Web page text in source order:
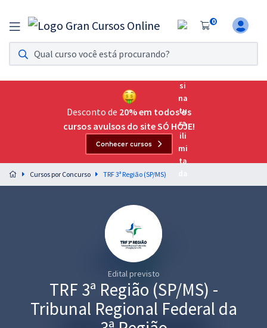
0
Assinatura Ilimitada 11
Acesso a todos os cursos. Teste grátis por 7 dias!
Assinatura OAB Até Passar
Acesso ilimitado a toda preparação para o Exame da
Preparação completa e intensiva para as principais
residências em saúde do Brasil
Graduação
Desconto de 20% em todos os
cursos avulsos do site SÓ HOJE!
Conhecer cursos
Cursos por Concurso TRF 3ª Região (SP/MS)
Edital previsto
TRF 3ª Região (SP/MS) -
Tribunal Regional Federal da